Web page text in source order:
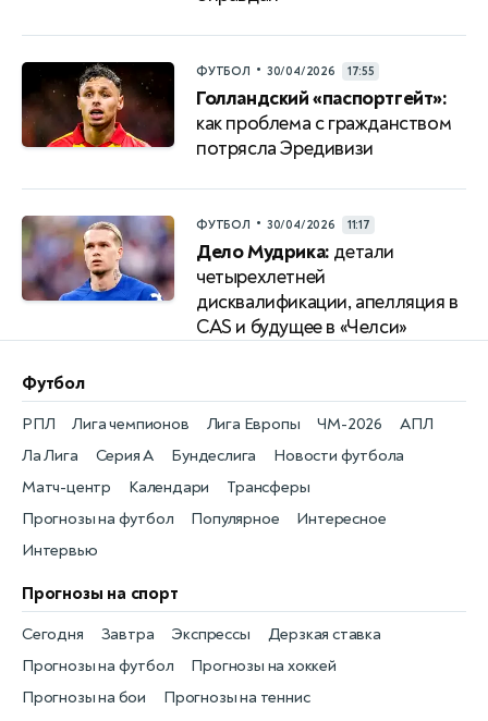
ФУТБОЛ • 30/04/2026 17:55
Голландский «паспортгейт»:
как проблема с гражданством
потрясла Эредивизи
ФУТБОЛ • 30/04/2026 11:17
Дело Мудрика: детали
четырехлетней
дисквалификации, апелляция в
CAS и будущее в «Челси»
Футбол
Новости футбола
РПЛ
Матч-центр
Лига чемпионов
Календари
Лига Европы
Трансферы
ЧМ-2026
Прогнозы на футбол
АПЛ
Популярное
Ла Лига
Интересное
Серия А
Интервью
Бундеслига
Прогнозы на спорт
Прогнозы на футбол
Сегодня
Прогнозы на хоккей
Завтра
Прогнозы на бои
Экспрессы
Прогнозы на теннис
Дерзкая ставка